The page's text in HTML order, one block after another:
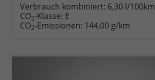
Verbrauch kombiniert: 6,30 l/100km
CO2-Klasse: E
CO2-Emissionen: 144,00 g/km